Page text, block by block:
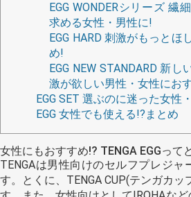
EGG WONDERシリーズ 繊
求める女性・男性に!
EGG HARD 刺激がもっとほ
め!
EGG NEW STANDARD 新し
激が欲しい男性・女性にお
EGG SET 選ぶのに迷った女性
EGG 女性でも使える!?まとめ
女性にもおすすめ!? TENGA EGGって
TENGAは男性向けのセルフプレジ
す。とくに、TENGA CUP(テンガカ